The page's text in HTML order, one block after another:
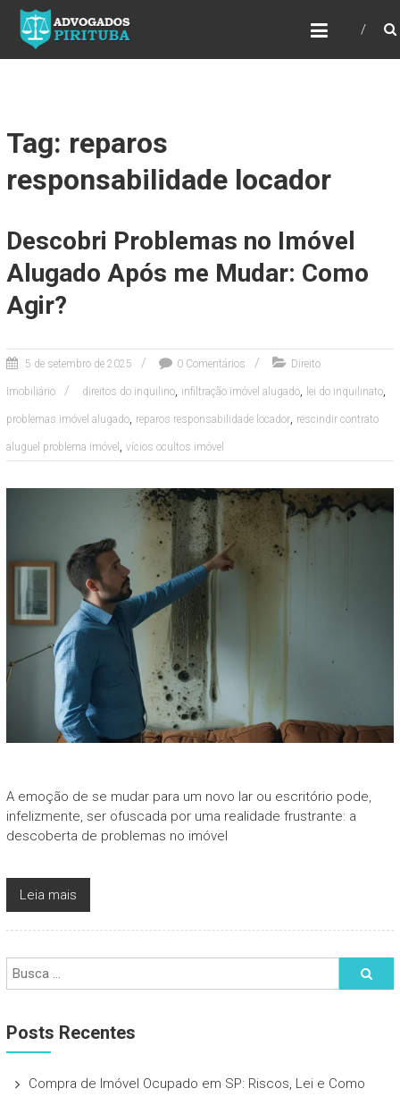
ADVOGADOS PIRITUBA
Precisando de advogado? Entre em contato!
Fazemos toda a assessoria que você
Tag: reparos
responsabilidade locador
Descobri Problemas no Imóvel
Alugado Após me Mudar: Como
Agir?
5 de setembro de 2025 0 Comentários Direito
Imobiliário direitos do inquilino, infiltração imóvel alugado, lei do inquilinato,
problemas imóvel alugado, reparos responsabilidade locador, rescindir contrato
aluguel problema imóvel , vícios ocultos imóvel
A emoção de se mudar para um novo lar ou escritório pode,
infelizmente, ser ofuscada por uma realidade frustrante: a
descoberta de problemas no imóvel
Leia mais
Posts Recentes
Compra de Imóvel Ocupado em SP: Riscos, Lei e Como